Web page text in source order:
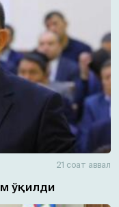
21 соат аввал
ўқилди